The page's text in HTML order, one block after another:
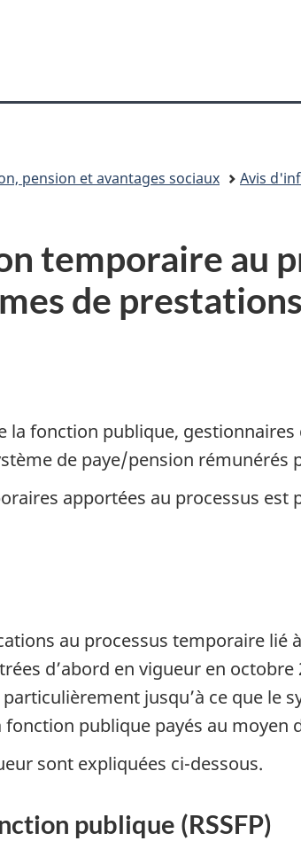
sujet
HTML
pension et avantages sociaux Avis
temporaire au
de
la fonction publique,
de paye/pension rémunérés
apportées au processus est
au processus temporaire lié
d’abord en vigueur en
jusqu’à ce que le
publique payés au moyen
sont expliquées ci-dessous.
publique (RSSFP)